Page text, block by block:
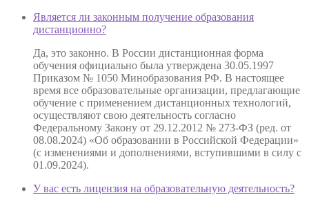
Является ли законным получение образования
дистанционно?
Да, это законно. В России дистанционная форма
обучения официально была утверждена 30.05.1997
Приказом № 1050 Минобразования РФ. В настоящее
время все образовательные организации, предлагающие
обучение с применением дистанционных технологий,
осуществляют свою деятельность согласно
Федеральному Закону от 29.12.2012 № 273-ФЗ (ред. от
08.08.2024) «Об образовании в Российской Федерации»
(с изменениями и дополнениями, вступившими в силу с
01.09.2024).
У вас есть лицензия на образовательную деятельность?